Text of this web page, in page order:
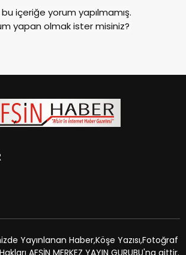
içeriğe yorum yapılmamış.
yapan olmak ister misiniz?
Yayınlanan Haber,Köşe Yazısı,Fotoğraf